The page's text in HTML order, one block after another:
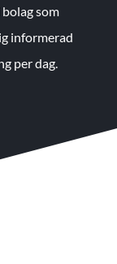
som
informerad
per dag.